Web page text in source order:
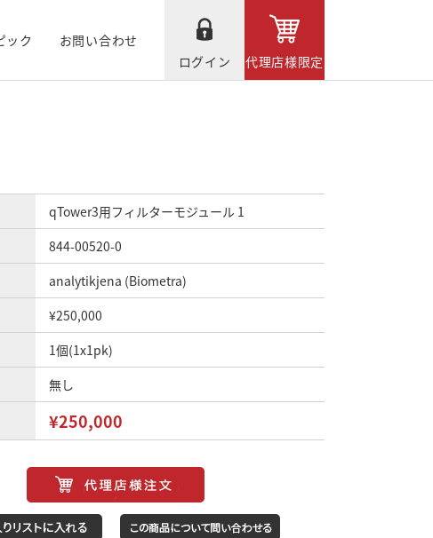
ック
お問い合わせ
ログイン
代理店様限定
qTower3用フィルターモジュール 1
844-00520-0
analytikjena (Biometra)
¥250,000
1個(1x1pk)
無し
¥250,000